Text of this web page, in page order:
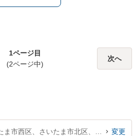
1ページ目
(2ページ中)
次へ
変更